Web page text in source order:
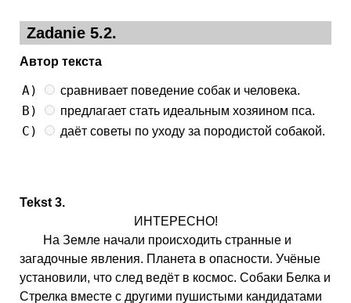
Zadanie 5.2.
Автор текста
A) сравнивает поведение собак и человека.
B) предлагает стать идеальным хозяином пса.
C) даёт советы по уходу за породистой собакой.
Tekst 3.
ИНТЕРЕСНО!
На Земле начали происходить странные и
загадочные явления. Планета в опасности. Учёные
установили, что след ведёт в космос. Собаки Белка и
Стрелка вместе с другими пушистыми кандидатами